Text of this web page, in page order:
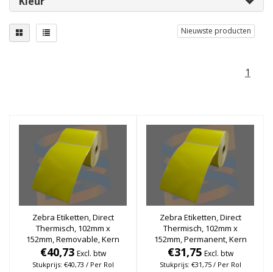
Nieuwste producten
1
Zebra Etiketten, Direct
Thermisch, 102mm x
152mm, Removable, Kern
25mm, Geel, rol à 475 stuks
€40,73 Excl. btw
Stukprijs: €40,73 / Per Rol
Zebra Etiketten, Direct
Thermisch, 102mm x
152mm, Permanent, Kern
25mm, Geel, rol à 475 stuks
€31,75 Excl. btw
Stukprijs: €31,75 / Per Rol